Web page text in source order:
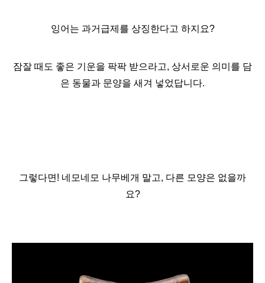
잉어는 과거급제를 상징한다고 하지요?
잠잘 때도 좋은 기운을 팍팍 받으라고, 상서로운 의미를 담
은 동물과 문양을 새겨 넣었답니다.
그렇다면! 네모네모 나무베개 말고, 다른 모양은 없을까
요?